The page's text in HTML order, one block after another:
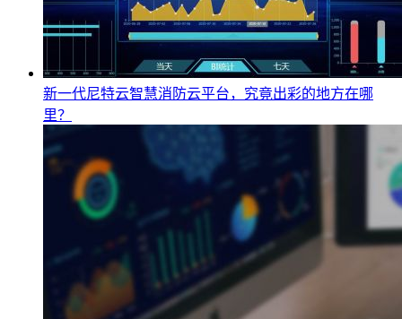
新一代尼特云智慧消防云平台，究竟出彩的地方在哪
里？